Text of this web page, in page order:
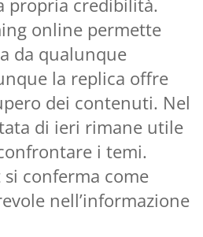
online permette
da qualunque
la replica offre
dei contenuti. Nel
di ieri rimane utile
i temi.
conferma come
nell’informazione